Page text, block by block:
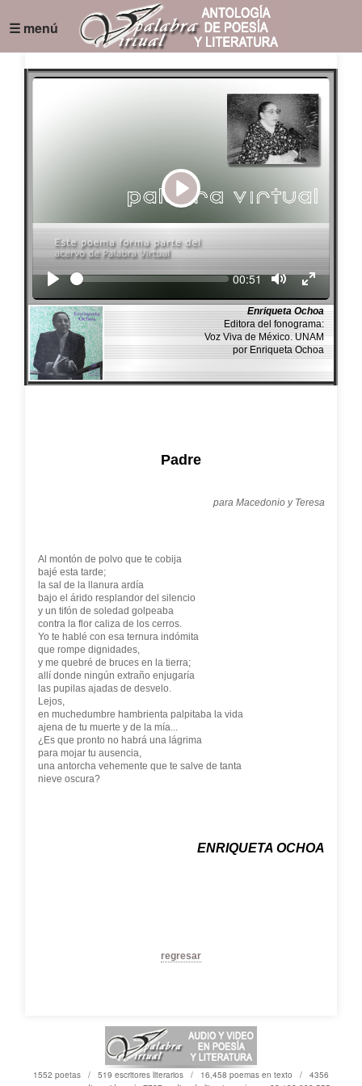
☰ menú
Play
Seek Current
00:51
Enriqueta Ochoa
Editora del fonograma:
Voz Viva de México. UNAM
por Enriqueta Ochoa
Padre
para Macedonio y Teresa
Al montón de polvo que te cobija
bajé esta tarde;
la sal de la llanura ardía
bajo el árido resplandor del silencio
y un tifón de soledad golpeaba
contra la flor caliza de los cerros.
Yo te hablé con esa ternura indómita
que rompe dignidades,
y me quebré de bruces en la tierra;
allí donde ningún extraño enjugaría
las pupilas ajadas de desvelo.
Lejos,
en muchedumbre hambrienta palpitaba la vida
ajena de tu muerte y de la mía...
¿Es que pronto no habrá una lágrima
para mojar tu ausencia,
una antorcha vehemente que te salve de tanta
nieve oscura?
ENRIQUETA OCHOA
regresar
1552 poetas / 519 escritores literarios / 16,458 poemas en texto / 4356